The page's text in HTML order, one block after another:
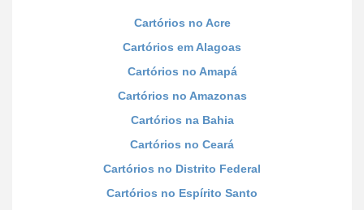
Cartórios no Acre
Cartórios em Alagoas
Cartórios no Amapá
Cartórios no Amazonas
Cartórios na Bahia
Cartórios no Ceará
Cartórios no Distrito Federal
Cartórios no Espírito Santo